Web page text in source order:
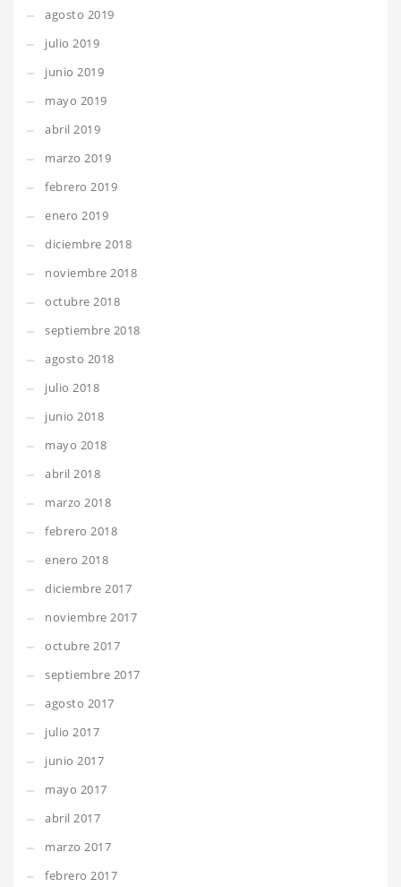
agosto 2019
julio 2019
junio 2019
mayo 2019
abril 2019
marzo 2019
febrero 2019
enero 2019
diciembre 2018
noviembre 2018
octubre 2018
septiembre 2018
agosto 2018
julio 2018
junio 2018
mayo 2018
abril 2018
marzo 2018
febrero 2018
enero 2018
diciembre 2017
noviembre 2017
octubre 2017
septiembre 2017
agosto 2017
julio 2017
junio 2017
mayo 2017
abril 2017
marzo 2017
febrero 2017